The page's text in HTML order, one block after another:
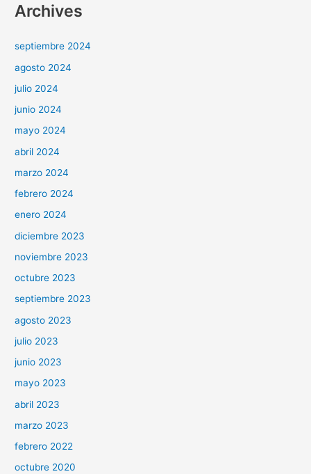
Archives
septiembre 2024
agosto 2024
julio 2024
junio 2024
mayo 2024
abril 2024
marzo 2024
febrero 2024
enero 2024
diciembre 2023
noviembre 2023
octubre 2023
septiembre 2023
agosto 2023
julio 2023
junio 2023
mayo 2023
abril 2023
marzo 2023
febrero 2022
octubre 2020